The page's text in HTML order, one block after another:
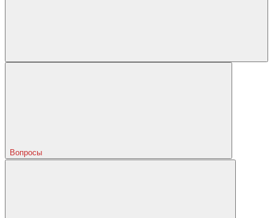
Вопросы